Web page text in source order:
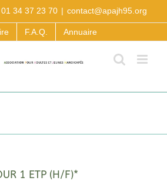
34 37 23 70 | contact@apajh95.org
F.A.Q. Annuaire
1 ETP (H/F)*